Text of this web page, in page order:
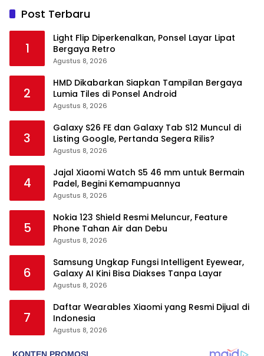
Post Terbaru
1
Light Flip Diperkenalkan, Ponsel Layar Lipat
Bergaya Retro
Agustus 8, 2026
2
HMD Dikabarkan Siapkan Tampilan Bergaya
Lumia Tiles di Ponsel Android
Agustus 8, 2026
3
Galaxy S26 FE dan Galaxy Tab S12 Muncul di
Listing Google, Pertanda Segera Rilis?
Agustus 8, 2026
4
Jajal Xiaomi Watch S5 46 mm untuk Bermain
Padel, Begini Kemampuannya
Agustus 8, 2026
5
Nokia 123 Shield Resmi Meluncur, Feature
Phone Tahan Air dan Debu
Agustus 8, 2026
6
Samsung Ungkap Fungsi Intelligent Eyewear,
Galaxy AI Kini Bisa Diakses Tanpa Layar
Agustus 8, 2026
7
Daftar Wearables Xiaomi yang Resmi Dijual di
Indonesia
Agustus 8, 2026